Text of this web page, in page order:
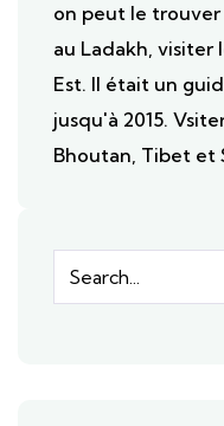
on peut le
au Ladakh, visiter
Est. Il était un
jusqu'à 2015.
Bhoutan, Tibet et